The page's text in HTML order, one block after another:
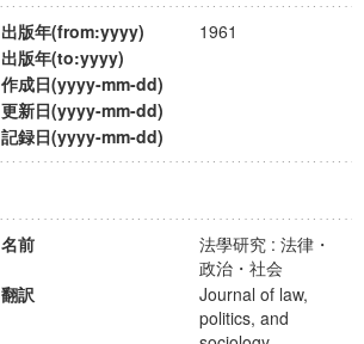
出版年(from:yyyy)
1961
出版年(to:yyyy)
作成日(yyyy-mm-dd)
更新日(yyyy-mm-dd)
記録日(yyyy-mm-dd)
名前
法學研究 : 法律・
政治・社会
翻訳
Journal of law,
politics, and